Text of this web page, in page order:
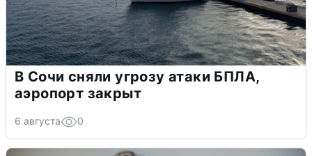
В Сочи сняли угрозу атаки БПЛА,
аэропорт закрыт
6 августа 0